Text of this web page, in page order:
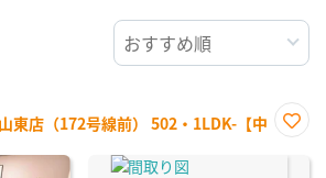
東店（172号線前） 502・1LDK-【中
に入